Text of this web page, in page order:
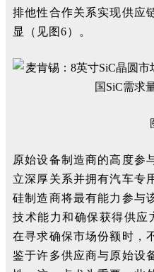
排他性合作关系实现供应
显（见图6）。
原始设备制造商的高度参
立深厚关系并拥有汽车专
硅制造商将最有能力参与
技术能力和确保获得供应
在寻求确保市场份额时，
鉴于许多供应商与原始设